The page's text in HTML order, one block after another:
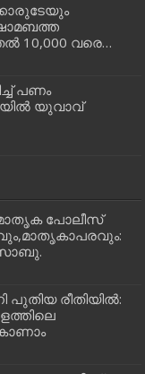
10,000 വരെ…
പണം
യുവാവ്
പോലീസ്
രീതിയിൽ: